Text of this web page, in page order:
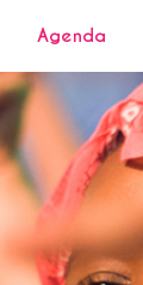
Agenda